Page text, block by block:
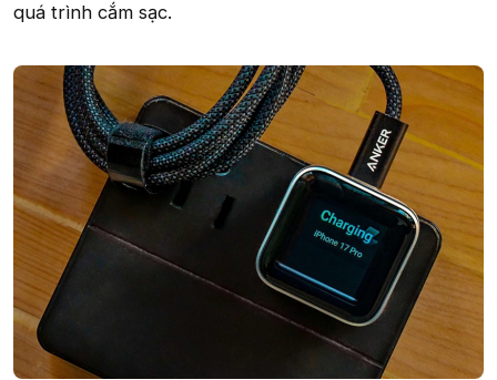
quá trình cắm sạc.